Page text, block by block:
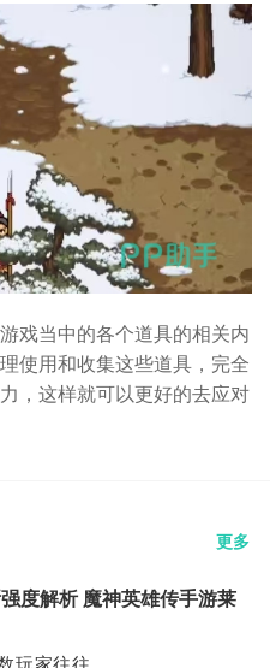
戏当中的各个道具的相关内
使用和收集这些道具，完全
，这样就可以更好的去应对
更多
度解析 魔神英雄传手游莱